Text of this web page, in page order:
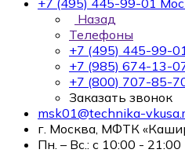
+7 (495) 445-99-01
Назад
Телефоны
+7 (495) 445-99-
+7 (985) 674-13-
+7 (800) 707-85-
Заказать звонок
msk01@technika-
г. Москва, МФТК
Пн. – Вс.: с 10:00 - 21:00